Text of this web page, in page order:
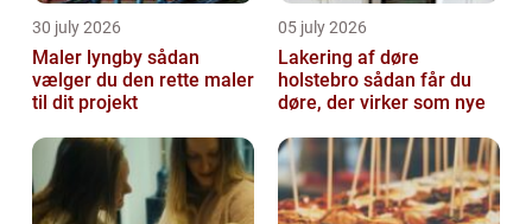
30 july 2026
Maler lyngby sådan
vælger du den rette maler
til dit projekt
05 july 2026
Lakering af døre
holstebro sådan får du
døre, der virker som nye